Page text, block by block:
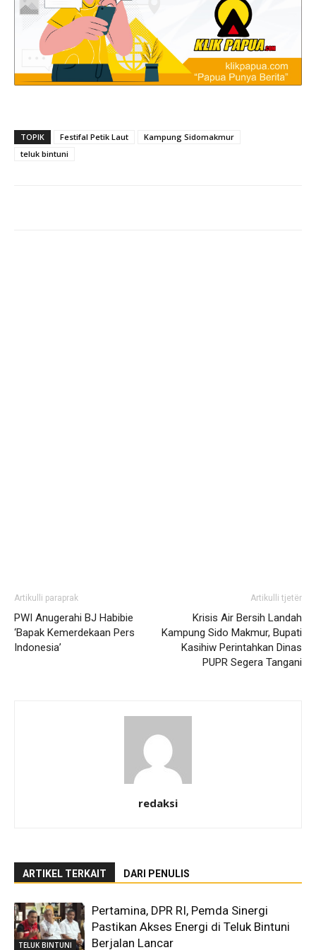
TOPIK Festifal Petik Laut
Kampung Sidomakmur
teluk bintuni
Artikulli paraprak
PWI Anugerahi BJ Habibie
‘Bapak Kemerdekaan Pers
Indonesia’
Artikulli tjetër
Krisis Air Bersih Landah
Kampung Sido Makmur, Bupati
Kasihiw Perintahkan Dinas
PUPR Segera Tangani
redaksi
ARTIKEL TERKAIT DARI PENULIS
TELUK BINTUNI
Pertamina, DPR RI, Pemda Sinergi
Pastikan Akses Energi di Teluk Bintuni
Berjalan Lancar